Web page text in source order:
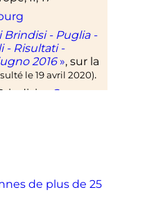
Brindisi - Puglia -
- Risultati -
2016 », sur la
le19 avril 2020).
« Comune
de plus de 25